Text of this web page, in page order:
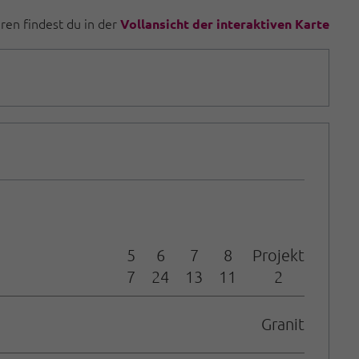
findest du in derVollansicht der interaktiven Karte
5
7
6
24
7
13
8
11
Projekt
2
Granit